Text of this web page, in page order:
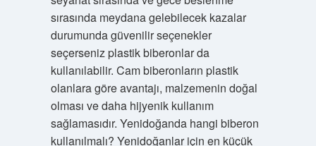
sırasında meydana gelebilecek kazalar
durumunda güvenilir seçenekler
seçerseniz plastik biberonlar da
kullanılabilir. Cam biberonların plastik
olanlara göre avantajı, malzemenin doğal
olması ve daha hijyenik kullanım
sağlamasıdır. Yenidoğanda hangi biberon
kullanılmalı? Yenidoğanlar için en küçük